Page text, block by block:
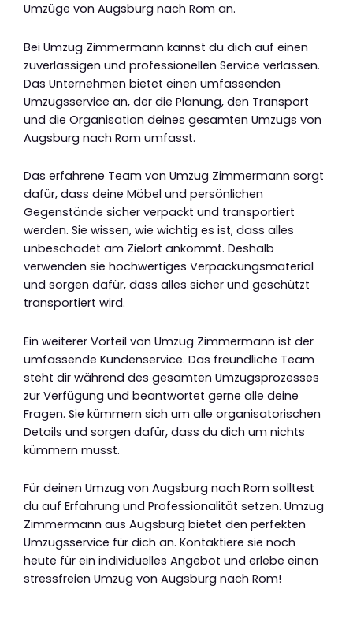
Umzüge von Augsburg nach Rom an.
Bei Umzug Zimmermann kannst du dich auf einen
zuverlässigen und professionellen Service verlassen.
Das Unternehmen bietet einen umfassenden
Umzugsservice an, der die Planung, den Transport
und die Organisation deines gesamten Umzugs von
Augsburg nach Rom umfasst.
Das erfahrene Team von Umzug Zimmermann sorgt
dafür, dass deine Möbel und persönlichen
Gegenstände sicher verpackt und transportiert
werden. Sie wissen, wie wichtig es ist, dass alles
unbeschadet am Zielort ankommt. Deshalb
verwenden sie hochwertiges Verpackungsmaterial
und sorgen dafür, dass alles sicher und geschützt
transportiert wird.
Ein weiterer Vorteil von Umzug Zimmermann ist der
umfassende Kundenservice. Das freundliche Team
steht dir während des gesamten Umzugsprozesses
zur Verfügung und beantwortet gerne alle deine
Fragen. Sie kümmern sich um alle organisatorischen
Details und sorgen dafür, dass du dich um nichts
kümmern musst.
Für deinen Umzug von Augsburg nach Rom solltest
du auf Erfahrung und Professionalität setzen. Umzug
Zimmermann aus Augsburg bietet den perfekten
Umzugsservice für dich an. Kontaktiere sie noch
heute für ein individuelles Angebot und erlebe einen
stressfreien Umzug von Augsburg nach Rom!